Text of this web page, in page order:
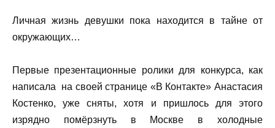
Личная жизнь девушки пока находится в тайне от
окружающих…
Первые презентационные ролики для конкурса, как
написала на своей странице «В Контакте» Анастасия
Костенко, уже сняты, хотя и пришлось для этого
изрядно помёрзнуть в Москве в холодные